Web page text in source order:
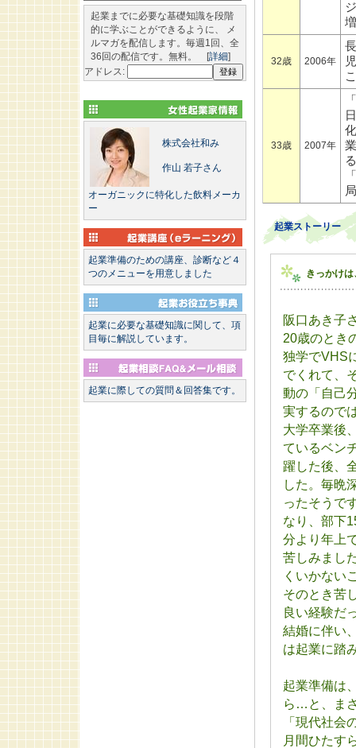
32歳 2006年
33歳 2007年
起業ストーリー
きっかけ
阪口あき子
20歳のとき
独学でVHS
でくれて、
動の「自己
実するので
大学卒業後
ているベン
躍した後、
した。毎晩
ったそうで
なり、部下
分より年上
苦しみまし
くいかない
そのとき苦
良い経験だ
結婚に伴い
は起業に踏
起業準備は
ら…と、ま
「現代社
月間ひたす
起業までに必要な基礎知識を段階
的に学ぶことができるように、 メ
ルマガを配信します。毎週1回、全
36回の配信です。無料。 [詳細]
アドレス:
株式会社和み
作山 若子さん
オーガニックに特化した飲料メーカ
ー
起業準備のための講座、診断など４
つのメニューを用意しました
起業に必要な基礎知識に関して、項
目毎に解説しています。
起業に際しての質問＆回答集です。